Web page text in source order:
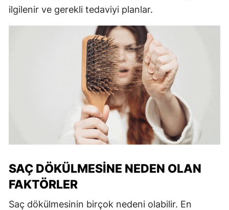
ilgilenir ve gerekli tedaviyi planlar.
SAÇ DÖKÜLMESINE NEDEN OLAN
FAKTÖRLER
Saç dökülmesinin birçok nedeni olabilir. En